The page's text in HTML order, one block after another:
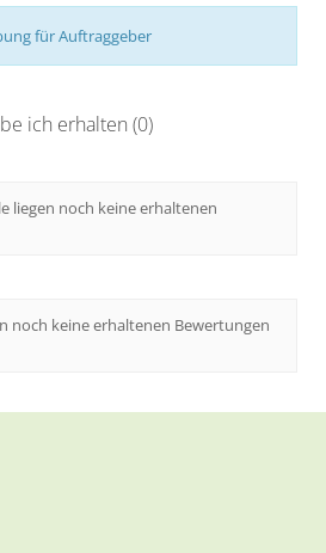
für Auftraggeber
ich erhalten (0)
liegen noch keine erhaltenen
noch keine erhaltenen Bewertungen